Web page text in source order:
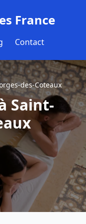
France
Contact
des-Coteaux
Saint-